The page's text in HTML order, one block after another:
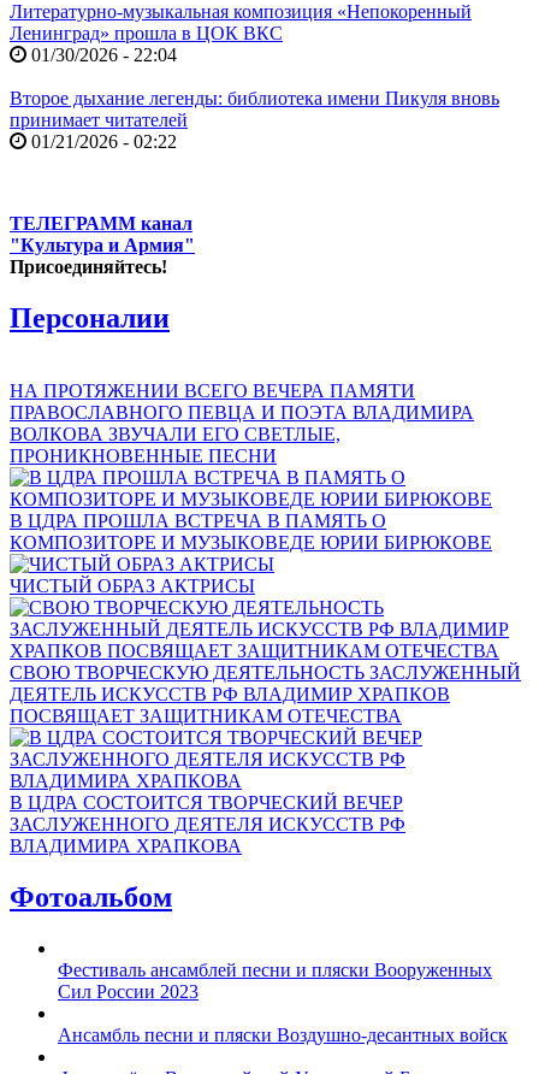
Литературно-музыкальная композиция «Непокоренный
Ленинград» прошла в ЦОК ВКС
01/30/2026 - 22:04
Второе дыхание легенды: библиотека имени Пикуля вновь
принимает читателей
01/21/2026 - 02:22
ТЕЛЕГРАММ канал
"Культура и Армия"
Присоединяйтесь!
Персоналии
НА ПРОТЯЖЕНИИ ВСЕГО ВЕЧЕРА ПАМЯТИ
ПРАВОСЛАВНОГО ПЕВЦА И ПОЭТА ВЛАДИМИРА
ВОЛКОВА ЗВУЧАЛИ ЕГО СВЕТЛЫЕ,
ПРОНИКНОВЕННЫЕ ПЕСНИ
В ЦДРА ПРОШЛА ВСТРЕЧА В ПАМЯТЬ О
КОМПОЗИТОРЕ И МУЗЫКОВЕДЕ ЮРИИ БИРЮКОВЕ
ЧИСТЫЙ ОБРАЗ АКТРИСЫ
СВОЮ ТВОРЧЕСКУЮ ДЕЯТЕЛЬНОСТЬ ЗАСЛУЖЕННЫЙ
ДЕЯТЕЛЬ ИСКУССТВ РФ ВЛАДИМИР ХРАПКОВ
ПОСВЯЩАЕТ ЗАЩИТНИКАМ ОТЕЧЕСТВА
В ЦДРА СОСТОИТСЯ ТВОРЧЕСКИЙ ВЕЧЕР
ЗАСЛУЖЕННОГО ДЕЯТЕЛЯ ИСКУССТВ РФ
ВЛАДИМИРА ХРАПКОВА
Фотоальбом
Фестиваль ансамблей песни и пляски Вооруженных
Сил России 2023
Ансамбль песни и пляски Воздушно-десантных войск